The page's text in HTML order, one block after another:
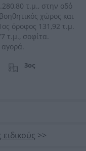
τ.μ., στην οδό
χώρος και
όροφος 131,92 τ.μ.
τ.μ., σοφίτα.
3ος
>>